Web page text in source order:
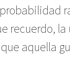
recuerdo,
aquella